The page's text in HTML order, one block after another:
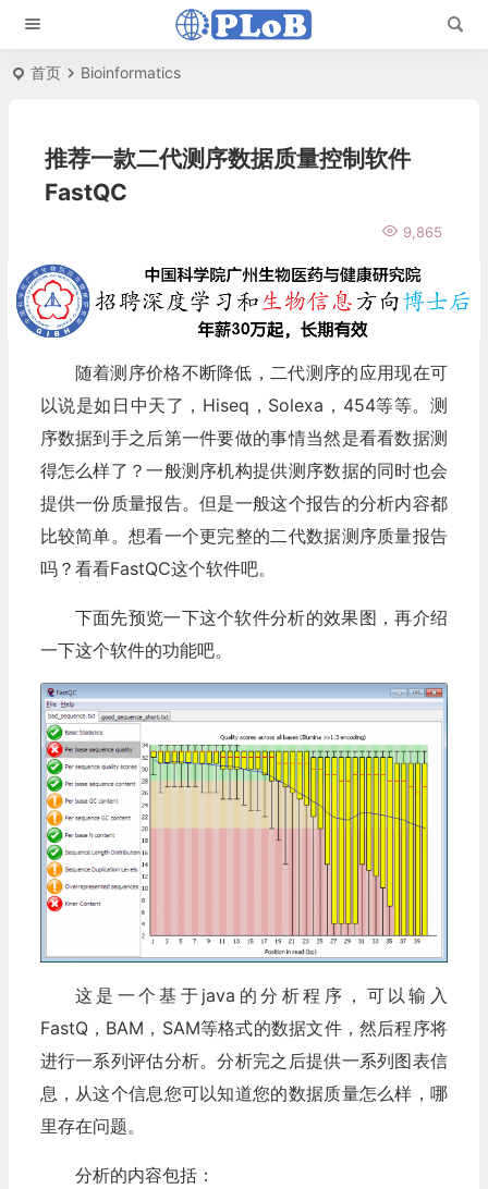
首页 Bioinformatics
推荐一款二代测序数据质量控制软件
FastQC
9,865
随着测序价格不断降低，二代测序的应用现在可
以说是如日中天了，Hiseq，Solexa，454等等。测
序数据到手之后第一件要做的事情当然是看看数据测
得怎么样了？一般测序机构提供测序数据的同时也会
提供一份质量报告。但是一般这个报告的分析内容都
比较简单。想看一个更完整的二代数据测序质量报告
吗？看看FastQC这个软件吧。
下面先预览一下这个软件分析的效果图，再介绍
一下这个软件的功能吧。
这是一个基于java的分析程序，可以输入
FastQ，BAM，SAM等格式的数据文件，然后程序将
进行一系列评估分析。分析完之后提供一系列图表信
息，从这个信息您可以知道您的数据质量怎么样，哪
里存在问题。
分析的内容包括：